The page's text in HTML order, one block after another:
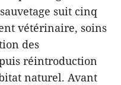
suit cinq
vétérinaire, soins
des
réintroduction
naturel. Avant